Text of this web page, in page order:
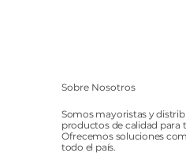
Sobre Nosotros
Somos mayoristas y
productos de calidad para
Ofrecemos soluciones
todo el país.